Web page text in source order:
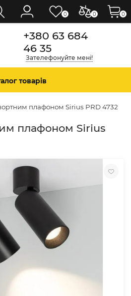
+380 63 684
46 35
Зателефонуйте мені!
товарів
плафоном Sirius PRD 4732
плафоном Sirius
0 0 0